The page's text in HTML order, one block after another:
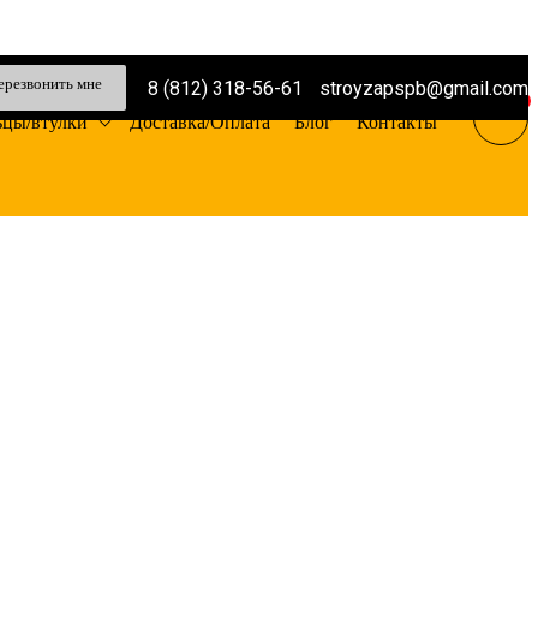
мне 8 (812) 318-56-61 stroyzapspb@gmail.com
втулки Доставка/Оплата Блог Контакты